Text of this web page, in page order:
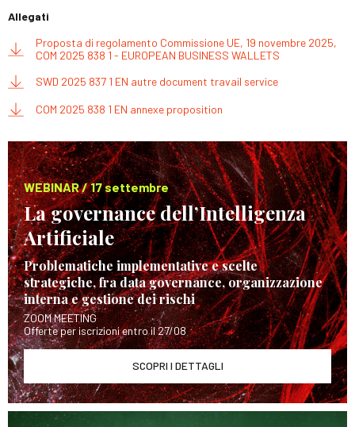
Allegati
Proposta di regolamento Commissione UE, 19 novembre 2025,
COM 2025 838 1 - EUROPEAN BUSINESS WALLETS
SWD 2025 837 1 EN autre document travail service
COM 2025 838 1 EN annexe proposition
WEBINAR / 17 settembre
La governance dell’Intelligenza
Artificiale
Problematiche implementative e scelte
strategiche, fra data governance, organizzazione
interna e gestione dei rischi
ZOOM MEETING
Offerte per iscrizioni entro il 27/08
SCOPRI I DETTAGLI